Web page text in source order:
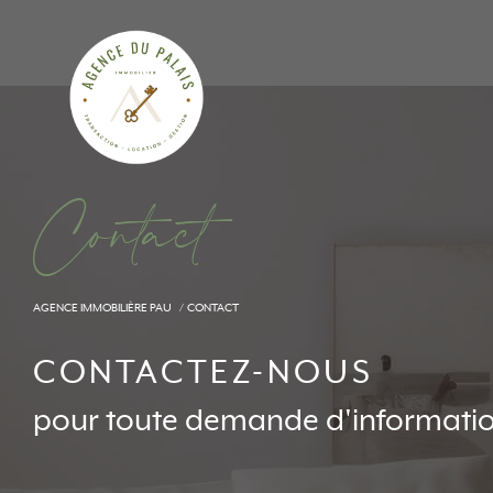
Contact
AGENCE IMMOBILIÈRE PAU CONTACT
CONTACTEZ-NOUS
pour toute demande